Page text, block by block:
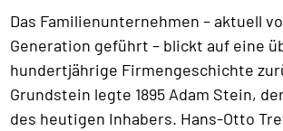
Das Familienunternehmen – aktuell
Generation geführt – blickt auf eine
hundertjährige Firmengeschichte
Grundstein legte 1895 Adam Stein,
des heutigen Inhabers. Hans-Otto